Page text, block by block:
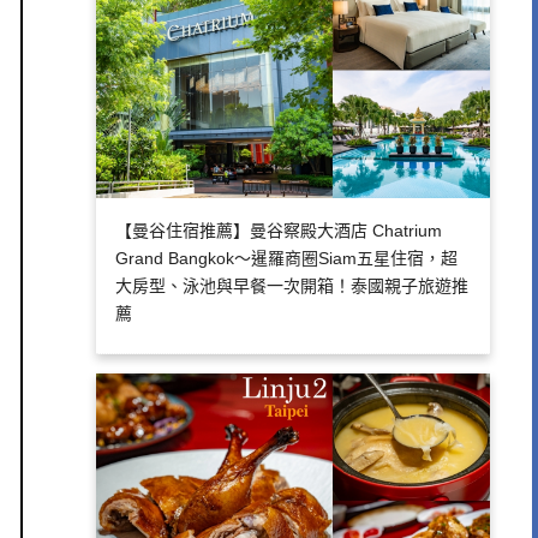
【曼谷住宿推薦】曼谷察殿大酒店 Chatrium
Grand Bangkok～暹羅商圈Siam五星住宿，超
大房型、泳池與早餐一次開箱！泰國親子旅遊推
薦